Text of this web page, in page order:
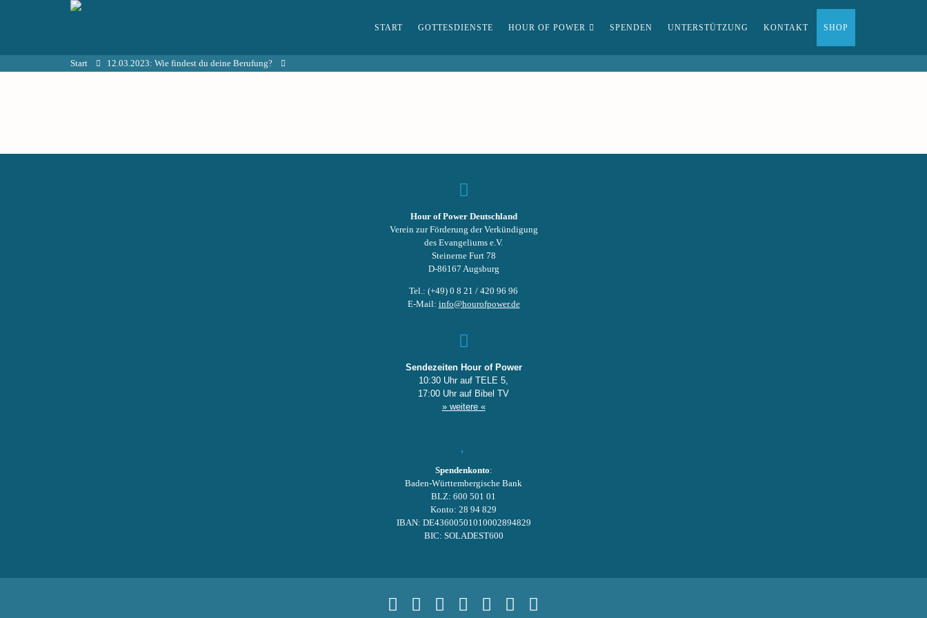
START GOTTESDIENSTE HOUR OF POWER SPENDEN UNTERSTÜTZUNG KONTAKT SHOP
Start 12.03.2023: Wie findest du deine Berufung?
Hour of Power Deutschland
Verein zur Förderung der Verkündigung
des Evangeliums e.V.
Steinerne Furt 78
D-86167 Augsburg
Tel.: (+49) 0 8 21 / 420 96 96
E-Mail: info@hourofpower.de
Sendezeiten Hour of Power
10:30 Uhr auf TELE 5,
17:00 Uhr auf Bibel TV
» weitere «
Spendenkonto:
Baden-Württembergische Bank
BLZ: 600 501 01
Konto: 28 94 829
IBAN: DE43600501010002894829
BIC: SOLADEST600